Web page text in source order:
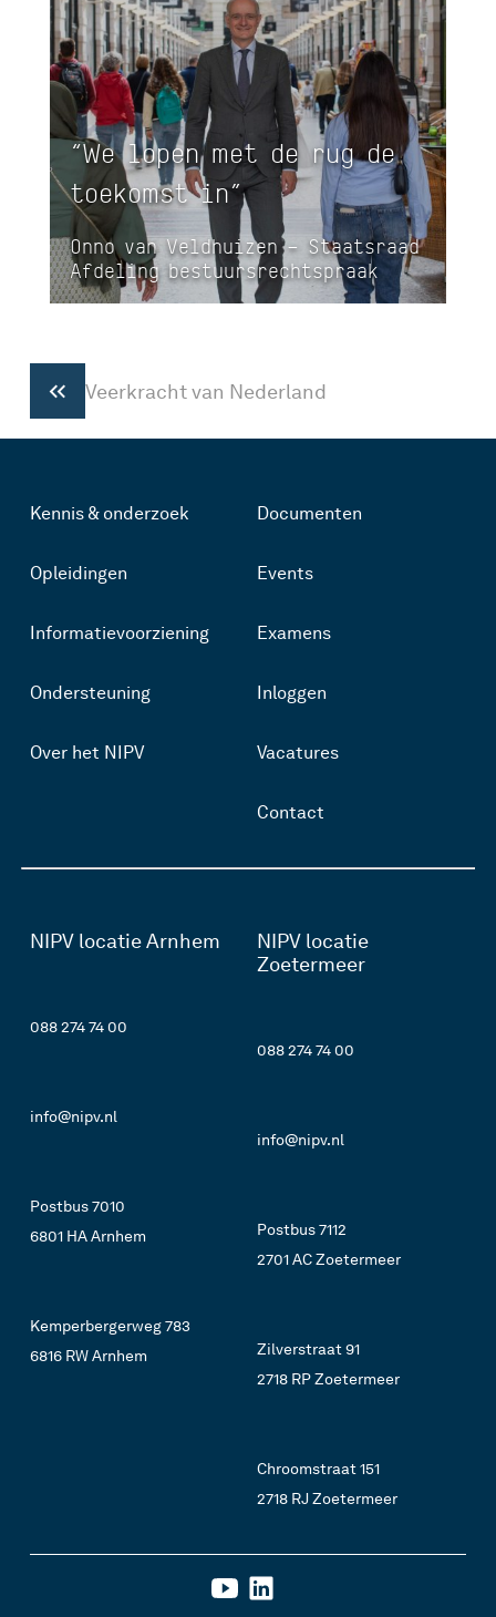
“We lopen met de rug de
toekomst in”
Onno van Veldhuizen – Staatsraad
Afdeling bestuursrechtspraak
Veerkracht van Nederland
Kennis & onderzoek
Opleidingen
Informatievoorziening
Ondersteuning
Over het NIPV
Documenten
Events
Examens
Inloggen
Vacatures
Contact
NIPV locatie Arnhem
088 274 74 00
info@nipv.nl
Postbus 7010
6801 HA Arnhem
Kemperbergerweg 783
6816 RW Arnhem
NIPV locatie
Zoetermeer
088 274 74 00
info@nipv.nl
Postbus 7112
2701 AC Zoetermeer
Zilverstraat 91
2718 RP Zoetermeer
Chroomstraat 151
2718 RJ Zoetermeer